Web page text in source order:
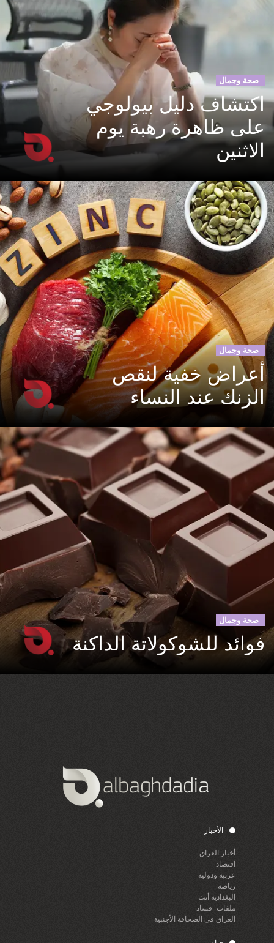
صحة وجمال
اكتشاف دليل بيولوجي
على ظاهرة رهبة يوم
الاثنين
صحة وجمال
أعراض خفية لنقص
الزنك عند النساء
صحة وجمال
فوائد للشوكولاتة الداكنة
الأخبار
أخبار العراق
اقتصاد
عربية ودولية
رياضة
البغدادية أنت
ملفات_فساد
العراق في الصحافة الأجنبية